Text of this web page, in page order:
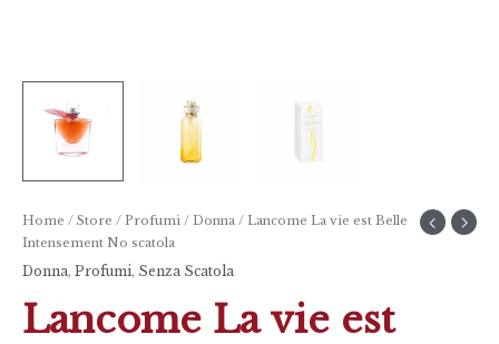
Home / Store / Profumi / Donna / Lancome La vie est Belle
Intensement No scatola
Donna, Profumi, Senza Scatola
Lancome La vie est